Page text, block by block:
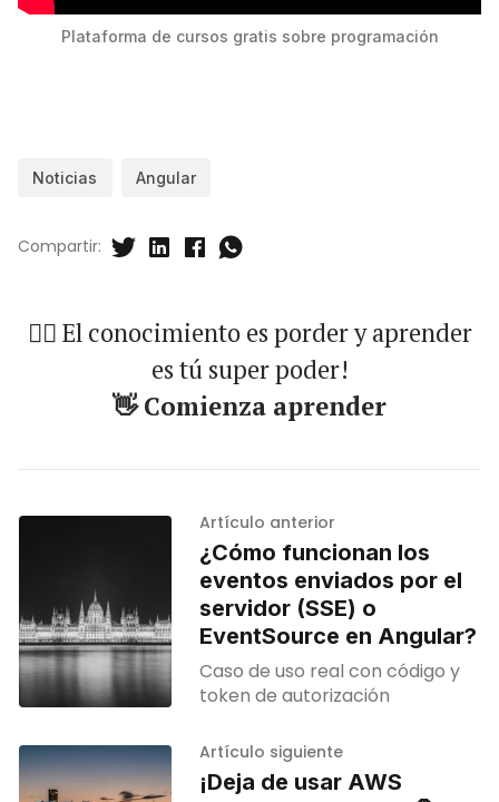
Plataforma de cursos gratis sobre programación
Noticias Angular
Compartir:
🐱‍🏍 El conocimiento es porder y aprender
es tú super poder!
👋 Comienza aprender
Artículo anterior
¿Cómo funcionan los
eventos enviados por el
servidor (SSE) o
EventSource en Angular?
Caso de uso real con código y
token de autorización
Artículo siguiente
¡Deja de usar AWS